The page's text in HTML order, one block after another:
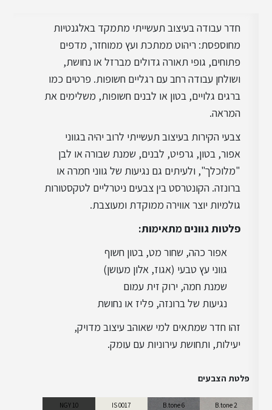
עיצוב ביופילי
עיצוב רטרו
עיצוב וינטג'
עיצוב טוסקני
עיצוב מודרני
עיצוב פרובנס
עיצוב קלאסי
חדר עבודה בעיצוב תעשייתי מתמקד באלגנטיות
מחוספסת: ריהוט ממתכת ועץ ממוחזר, מדפים
פתוחים, גופי תאורה גדולים מברזל או נחושת,
ושולחן עבודה רחב עם רגליים חשופות. פרטים כמו
ברגים גלויים, בטון או לבנים חשופות, משלימים את
המראה.
צבעי הקירות בעיצוב תעשייתי לרוב יהיה בגווני
אפור, בטון, גרפיט, לבנים, שמנת שבורה או לבן
"מלוכלך", ולעיתים גם נגיעות של גווני חמרה או
ברונזה. הקונטרסט בין צבעים ניטרליים לטקסטורות
גולמיות יוצר אווירה ממוקדת ומעוצבת.
פלטות גוונים מתאימות:
אפור כהה, שחור מט, בטון חשוף
גווני עץ טבעי (אגוז, אלון מעושן)
שמנת חמה, ירוק זית עמום
נגיעות של ברונזה, פליז או נחושת
זהו חדר שמתאים למי שאוהב עיצוב מדויק,
יעילות, ותחושת עירוניות עם עומק.
פלטת הצבעים
B.tone 2
B.tone 6
IS 0017
NGY 10